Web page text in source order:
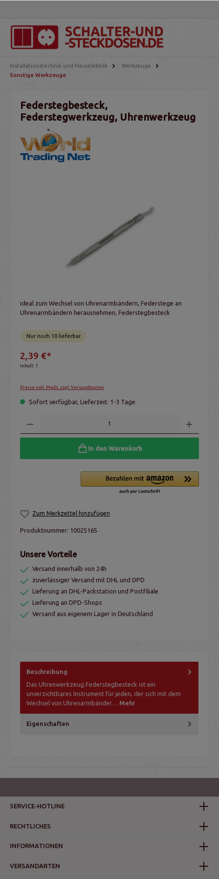
Installationstechnik und Hauselektrik
Werkzeuge
Sonstige Werkzeuge
Federstegbesteck,
Federstegwerkzeug, Uhrenwerkzeug
ideal zum Wechsel von Uhrenarmbändern, Federstege an
Uhrenarmbändern herausnehmen, Federstegbesteck
Nur noch 10 lieferbar.
2,39 €*
Inhalt: 1
Preise inkl. MwSt. zzgl. Versandkosten
Sofort verfügbar, Lieferzeit: 1-3 Tage
In den Warenkorb
Zum Merkzettel hinzufügen
Produktnummer: 10025165
Unsere Vorteile
Versand innerhalb von 24h
zuverlässiger Versand mit DHL und DPD
Lieferung an DHL-Packstation und Postfiliale
Lieferung an DPD-Shops
Versand aus eigenem Lager in Deutschland
Beschreibung
Das Uhrenwerkzeug Federstegbesteck ist ein
unverzichtbares Instrument für jeden, der sich mit dem
Wechsel von Uhrenarmbänder… Mehr
Eigenschaften
SERVICE-HOTLINE
RECHTLICHES
INFORMATIONEN
VERSANDARTEN